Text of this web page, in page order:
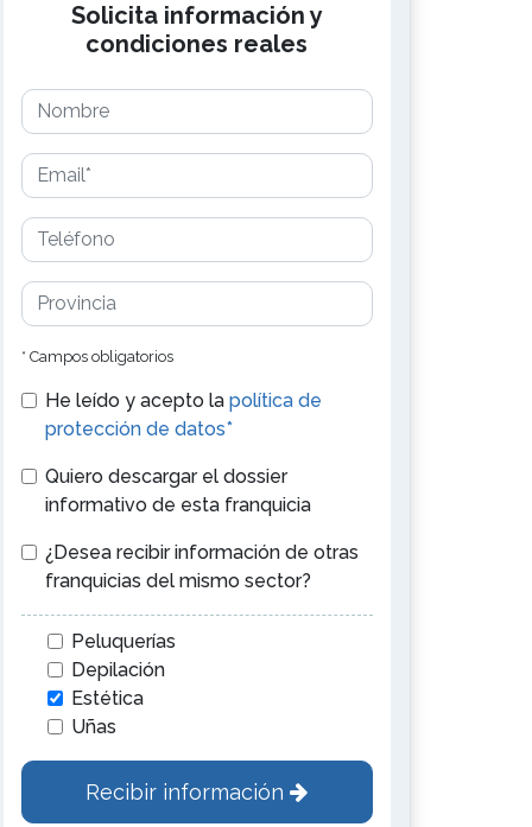
Solicita información y
condiciones reales
* Campos obligatorios
He leído y acepto la política de
protección de datos*
Quiero descargar el dossier
informativo de esta franquicia
¿Desea recibir información de otras
franquicias del mismo sector?
Peluquerías
Depilación
Estética
Uñas
Recibir información